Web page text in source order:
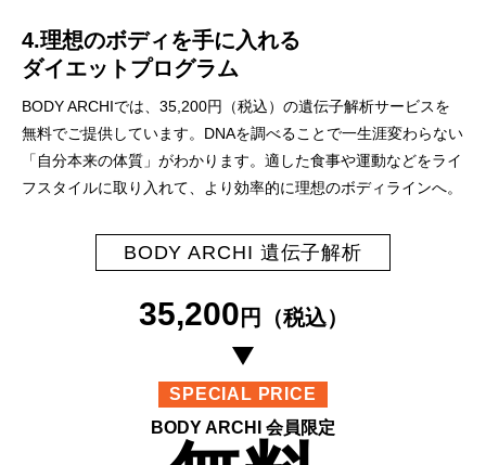
4.理想のボディを手に入れる
ダイエットプログラム
BODY ARCHIでは、35,200円（税込）の遺伝子解析サービスを
無料でご提供しています。DNAを調べることで一生涯変わらない
「自分本来の体質」がわかります。適した食事や運動などをライ
フスタイルに取り入れて、より効率的に理想のボディラインへ。
BODY ARCHI 遺伝子解析
35,200 円（税込）
SPECIAL PRICE
BODY ARCHI 会員限定